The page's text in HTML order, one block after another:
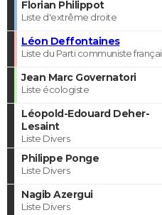
Florian Philippot
Liste d'extrême droite
Léon Deffontaines
Liste du Parti communiste
Jean Marc Governatori
Liste écologiste
Léopold-Edouard Deher-
Lesaint
Liste Divers
Philippe Ponge
Liste Divers
Nagib Azergui
Liste Divers